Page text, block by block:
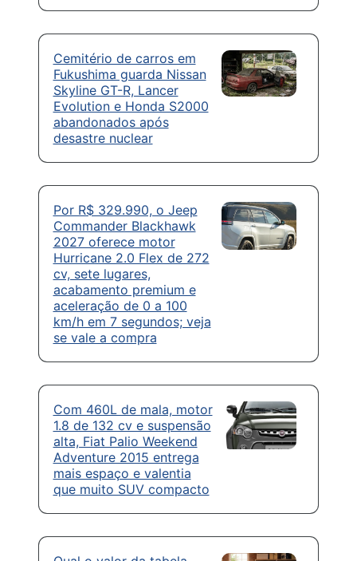
Cemitério de carros em
Fukushima guarda Nissan
Skyline GT-R, Lancer
Evolution e Honda S2000
abandonados após
desastre nuclear
Por R$ 329.990, o Jeep
Commander Blackhawk
2027 oferece motor
Hurricane 2.0 Flex de 272
cv, sete lugares,
acabamento premium e
aceleração de 0 a 100
km/h em 7 segundos; veja
se vale a compra
Com 460L de mala, motor
1.8 de 132 cv e suspensão
alta, Fiat Palio Weekend
Adventure 2015 entrega
mais espaço e valentia
que muito SUV compacto